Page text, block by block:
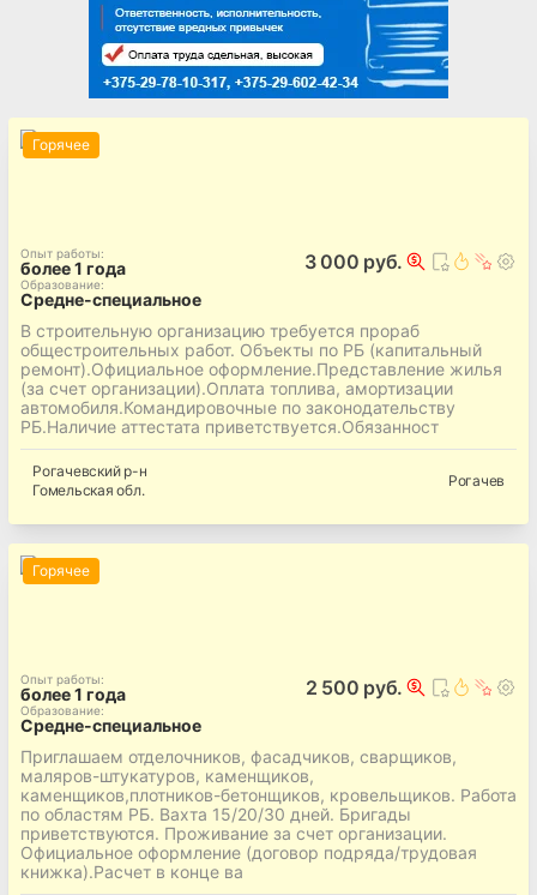
Горячее
Опыт работы:
более 1 года
Образование:
Средне-специальное
3 000 руб.
В строительную организацию требуется прораб
общестроительных работ. Объекты по РБ (капитальный
ремонт).Официальное оформление.Представление жилья
(за счет организации).Оплата топлива, амортизации
автомобиля.Командировочные по законодательству
РБ.Наличие аттестата приветствуется.Обязанност
Рогачевскийр-н
Гомельская обл.
Рогачев
Горячее
Опыт работы:
более 1 года
Образование:
Средне-специальное
2 500 руб.
Приглашаем отделочников, фасадчиков, сварщиков,
маляров-штукатуров, каменщиков,
каменщиков,плотников-бетонщиков, кровельщиков. Работа
по областям РБ. Вахта 15/20/30 дней. Бригады
приветствуются. Проживание за счет организации.
Официальное оформление (договор подряда/трудовая
книжка).Расчет в конце ва